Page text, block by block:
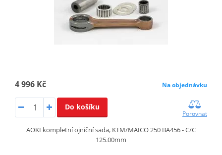
4 996 Kč Na objednávku
Do košíku
Porovnat
AOKI kompletní ojniční sada, KTM/MAICO 250 BA456 - C/C
125.00mm